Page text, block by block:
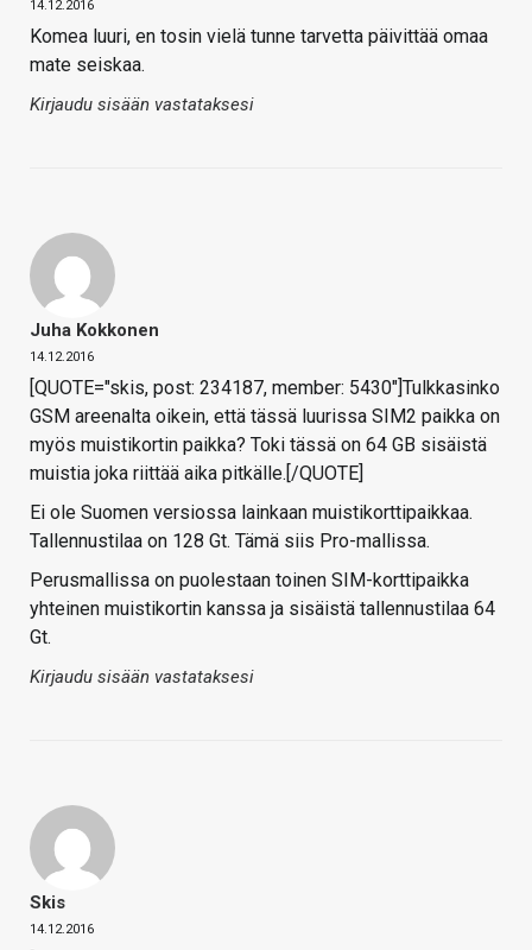
14.12.2016
Komea luuri, en tosin vielä tunne tarvetta päivittää omaa
mate seiskaa.
Kirjaudu sisään vastataksesi
Juha Kokkonen
14.12.2016
[QUOTE="skis, post: 234187, member: 5430"]Tulkkasinko
GSM areenalta oikein, että tässä luurissa SIM2 paikka on
myös muistikortin paikka? Toki tässä on 64 GB sisäistä
muistia joka riittää aika pitkälle.[/QUOTE]
Ei ole Suomen versiossa lainkaan muistikorttipaikkaa.
Tallennustilaa on 128 Gt. Tämä siis Pro-mallissa.
Perusmallissa on puolestaan toinen SIM-korttipaikka
yhteinen muistikortin kanssa ja sisäistä tallennustilaa 64
Gt.
Kirjaudu sisään vastataksesi
Skis
14.12.2016